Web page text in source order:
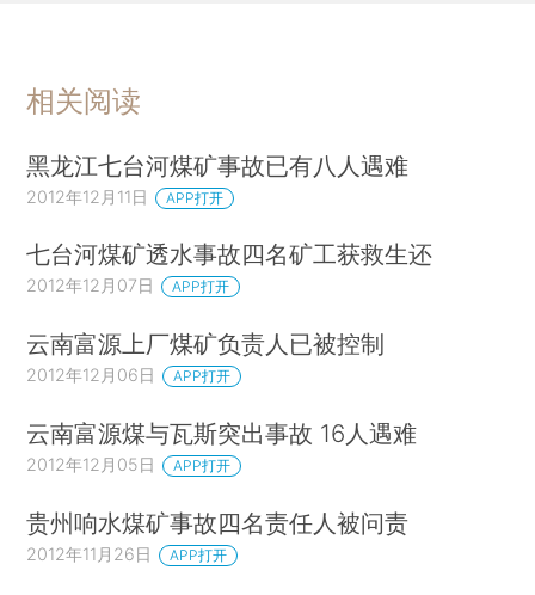
相关阅读
黑龙江七台河煤矿事故已有八人遇难
2012年12月11日 APP打开
七台河煤矿透水事故四名矿工获救生还
2012年12月07日 APP打开
云南富源上厂煤矿负责人已被控制
2012年12月06日 APP打开
云南富源煤与瓦斯突出事故 16人遇难
2012年12月05日 APP打开
贵州响水煤矿事故四名责任人被问责
2012年11月26日 APP打开